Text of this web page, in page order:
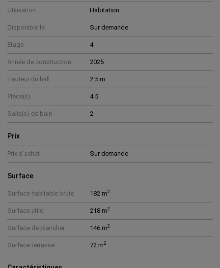
Utilisation Habitation
Disponible le Sur demande
Etage 4
Année de construction 2025
Hauteur du hall 2.5 m
Pièce(s) 4.5
Salle(s) de bain 2
Prix
Prix d’achat Sur demande
Surface
Surface habitable brute 182 m2
Surface utile 218 m2
Surface de plancher 146 m2
Surface terrasse 72 m2